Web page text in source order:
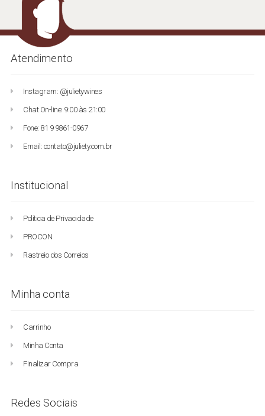
Atendimento
Instagram: @julietywines
Chat On-line: 9:00 às 21:00
Fone: 81 9 9861-0967
Email: contato@juliety.com.br
Institucional
Política de Privacidade
PROCON
Rastreio dos Correios
Minha conta
Carrinho
Minha Conta
Finalizar Compra
Redes Sociais